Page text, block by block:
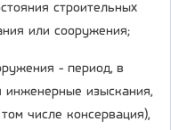
строительных
или сооружения;
- период, в
инженерные изыскания,
числе консервация),